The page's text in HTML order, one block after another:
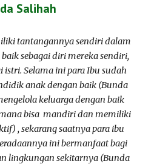
Salihah
tantangannya sendiri dalam
sebagai diri mereka sendiri,
istri. Selama ini para Ibu sudah
anak dengan baik (Bunda
keluarga dengan baik
bisa mandiri dan memiliki
, sekarang saatnya para ibu
ini bermanfaat bagi
lingkungan sekitarnya (Bunda